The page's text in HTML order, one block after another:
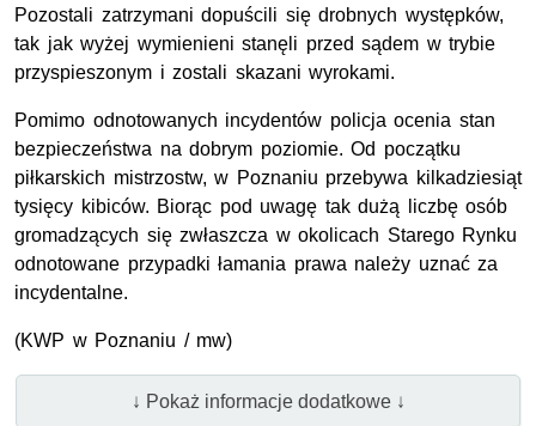
Pozostali zatrzymani dopuścili się drobnych występków,
tak jak wyżej wymienieni stanęli przed sądem w trybie
przyspieszonym i zostali skazani wyrokami.
Pomimo odnotowanych incydentów policja ocenia stan
bezpieczeństwa na dobrym poziomie. Od początku
piłkarskich mistrzostw, w Poznaniu przebywa kilkadziesiąt
tysięcy kibiców. Biorąc pod uwagę tak dużą liczbę osób
gromadzących się zwłaszcza w okolicach Starego Rynku
odnotowane przypadki łamania prawa należy uznać za
incydentalne.
(KWP w Poznaniu / mw)
↓ Pokaż informacje dodatkowe ↓